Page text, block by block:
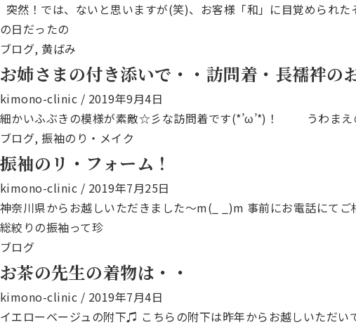
突然！では、ないと思いますが(笑)、お客様「和」に目覚めら
の日だったの
ブログ, 黄ばみ
お姉さまの付き添いで・・訪問着・長襦袢の
kimono-clinic / 2019年9月4日
細かいふぶきの模様が素敵☆彡な訪問着です(*’ω’*)！ うわまえ
ブログ,振袖のり・メイク
振袖のリ・フォーム！
kimono-clinic / 2019年7月25日
神奈川県からお越しいただきました～m(_ _)m 事前にお電話にて
総絞りの振袖って珍
ブログ
お茶の先生の着物は・・
kimono-clinic / 2019年7月4日
イエローベージュの附下♫ こちらの附下は昨年からお越しいただ